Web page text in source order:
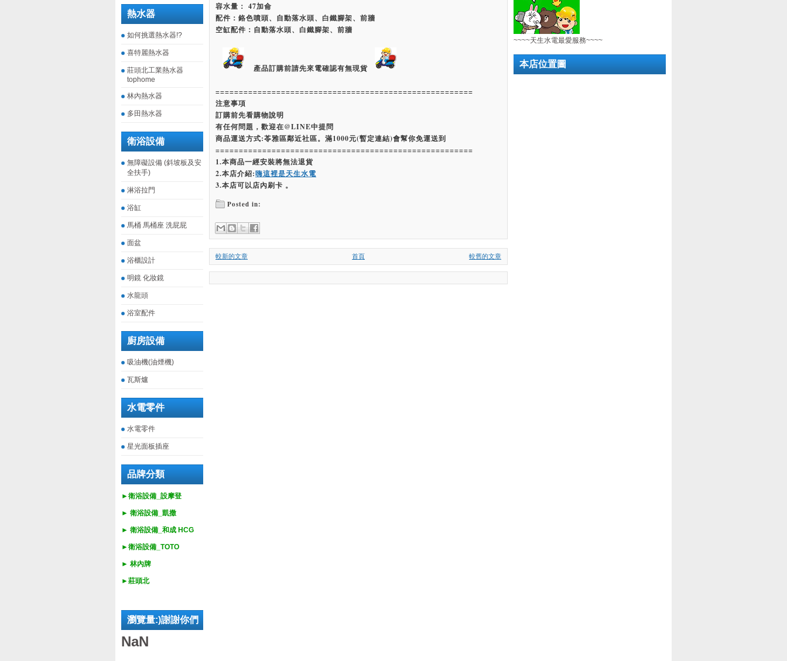
熱水器
如何挑選熱水器!?
喜特麗熱水器
莊頭北工業熱水器
tophome
林內熱水器
多田熱水器
衛浴設備
無障礙設備 (斜坡板及安
全扶手)
淋浴拉門
浴缸
馬桶 馬桶座 洗屁屁
面盆
浴櫃設計
明鏡 化妝鏡
水龍頭
浴室配件
廚房設備
吸油機(油煙機)
瓦斯爐
水電零件
水電零件
星光面板插座
品牌分類
►衛浴設備_設摩登
► 衛浴設備_ 凱撒
► 衛浴設備_ 和成 HCG
►衛浴設備_ TOTO
► 林內牌
►莊頭北
瀏覽量:)謝謝你們
NaN
容水量： 47加侖
配件：鉻色噴頭、自動落水頭、白鐵腳架、前牆
空缸配件：自動落水頭、白鐵腳架、前牆
產品訂購前請先來電確認有無現貨
=======================================================
注意事項
訂購前先看購物說明
有任何問題，歡迎在@LINE中提問
商品運送方式:苓雅區鄰近社區。滿1000元(暫定連結)會幫你免運送到
=======================================================
1.本商品一經安裝將無法退貨
2.本店介紹:嗨這裡是天生水電
3.本店可以店內刷卡 。
Posted in:
較新的文章 較舊的文章
首頁
~~~~天生水電最愛服務~~~~
本店位置圖